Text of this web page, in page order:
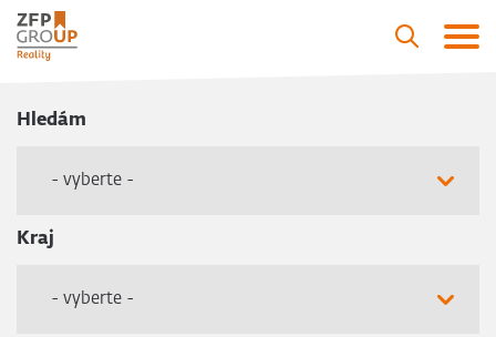
Hledám
- vyberte -
Kraj
- vyberte -